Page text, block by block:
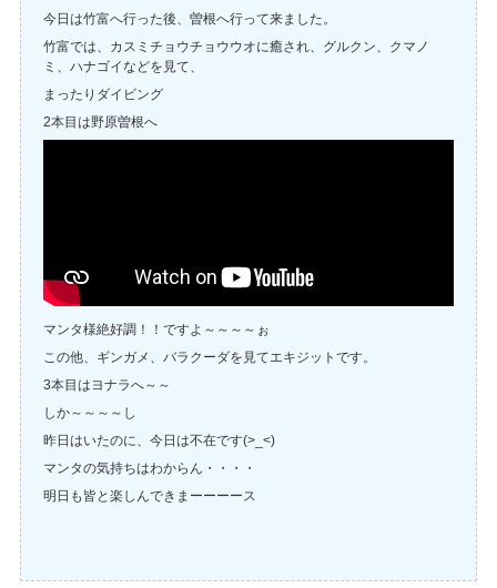
今日は竹富へ行った後、曽根へ行って来ました。
竹富では、カスミチョウチョウウオに癒され、グルクン、クマノ
ミ、ハナゴイなどを見て、
まったりダイビング
2本目は野原曽根へ
マンタ様絶好調！！ですよ～～～～ぉ
この他、ギンガメ、バラクーダを見てエキジットです。
3本目はヨナラへ～～
しか～～～～し
昨日はいたのに、今日は不在です(>_<)
マンタの気持ちはわからん・・・・
明日も皆と楽しんできまーーーース